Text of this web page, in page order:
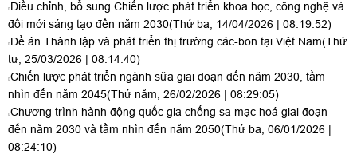
Điều chỉnh, bổ sung Chiến lược phát triển khoa học, công nghệ và
đổi mới sáng tạo đến năm 2030(Thứ ba, 14/04/2026 | 08:19:52)
Đề án Thành lập và phát triển thị trường các-bon tại Việt Nam(Thứ
tư, 25/03/2026 | 08:14:40)
Chiến lược phát triển ngành sữa giai đoạn đến năm 2030, tầm
nhìn đến năm 2045(Thứ năm, 26/02/2026 | 08:29:05)
Chương trình hành động quốc gia chống sa mạc hoá giai đoạn
đến năm 2030 và tầm nhìn đến năm 2050(Thứ ba, 06/01/2026 |
08:24:10)